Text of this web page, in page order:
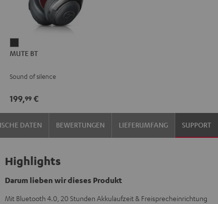
BT
MUTE BT
Sound of silence
199,99 €
DATEN BEWERTUNGEN LIEFERUMFANG SUPPORT
Highlights
Darum lieben wir dieses Produkt
Mit Bluetooth 4.0, 20 Stunden Akkulaufzeit & Freisprecheinrichtung